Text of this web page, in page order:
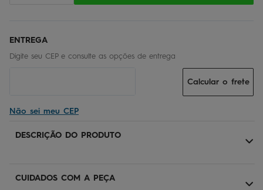
Não sei meu CEP
Calcular o frete
DESCRIÇÃO DO PRODUTO
CUIDADOS COM A PEÇA